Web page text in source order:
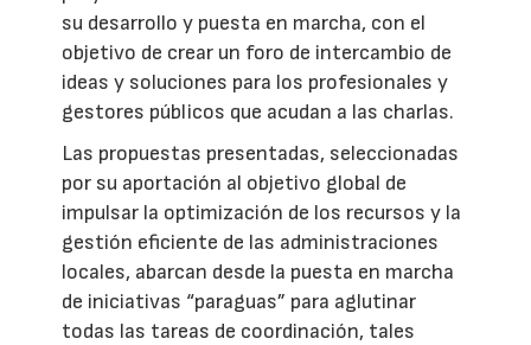
su desarrollo y puesta en marcha, con el
objetivo de crear un foro de intercambio de
ideas y soluciones para los profesionales y
gestores públicos que acudan a las charlas.
Las propuestas presentadas, seleccionadas
por su aportación al objetivo global de
impulsar la optimización de los recursos y la
gestión eficiente de las administraciones
locales, abarcan desde la puesta en marcha
de iniciativas “paraguas” para aglutinar
todas las tareas de coordinación, tales